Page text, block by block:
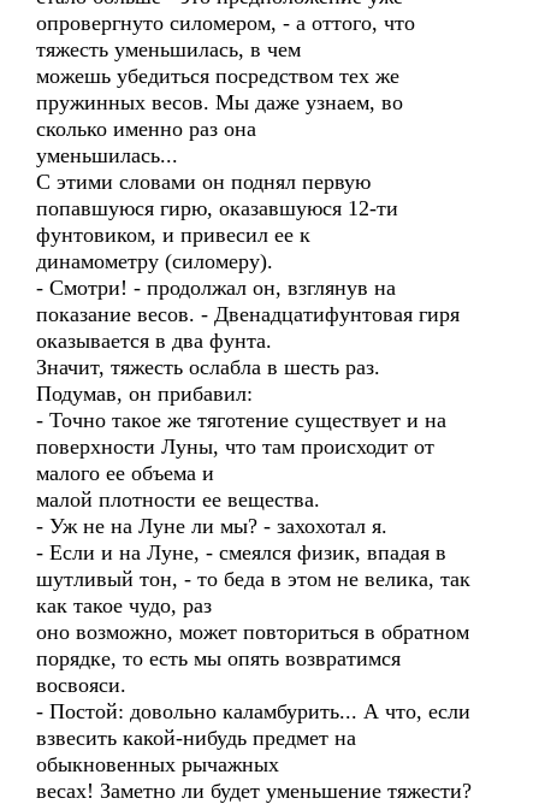
опровергнуто силомером, - а оттого, что
тяжесть уменьшилась, в чем
можешь убедиться посредством тех же
пружинных весов. Мы даже узнаем, во
сколько именно раз она
уменьшилась...
С этими словами он поднял первую
попавшуюся гирю, оказавшуюся 12-ти
фунтовиком, и привесил ее к
динамометру (силомеру).
- Смотри! - продолжал он, взглянув на
показание весов. - Двенадцатифунтовая гиря
оказывается в два фунта.
Значит, тяжесть ослабла в шесть раз.
Подумав, он прибавил:
- Точно такое же тяготение существует и на
поверхности Луны, что там происходит от
малого ее объема и
малой плотности ее вещества.
- Уж не на Луне ли мы? - захохотал я.
- Если и на Луне, - смеялся физик, впадая в
шутливый тон, - то беда в этом не велика, так
как такое чудо, раз
оно возможно, может повториться в обратном
порядке, то есть мы опять возвратимся
восвояси.
- Постой: довольно каламбурить... А что, если
взвесить какой-нибудь предмет на
обыкновенных рычажных
весах! Заметно ли будет уменьшение тяжести?